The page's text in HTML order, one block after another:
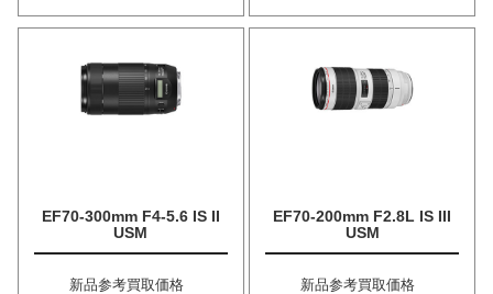
EF70-300mm F4-5.6 IS II
USM
新品参考買取価格
EF70-200mm F2.8L IS III
USM
新品参考買取価格